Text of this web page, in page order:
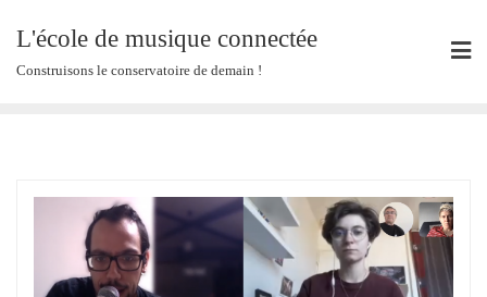
content
L'école de musique connectée
Construisons le conservatoire de demain !